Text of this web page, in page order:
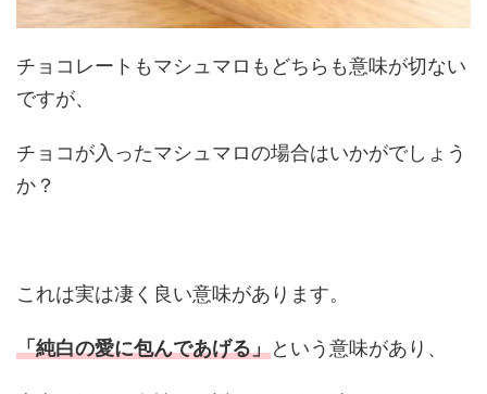
チョコレートもマシュマロもどちらも意味が切ない
ですが、
チョコが入ったマシュマロの場合はいかがでしょう
か？
これは実は凄く良い意味があります。
「純白の愛に包んであげる」という意味があり、